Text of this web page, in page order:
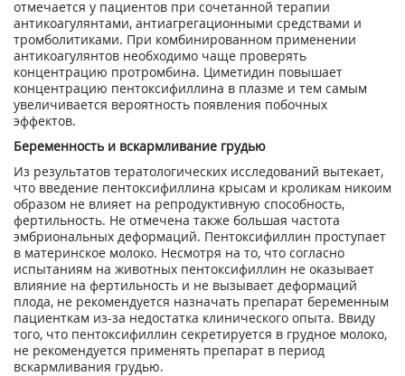
отмечается у пациентов при сочетанной терапии
антикоагулянтами, антиагрегационными средствами и
тромболитиками. При комбинированном применении
антикоагулянтов необходимо чаще проверять
концентрацию протромбина. Циметидин повышает
концентрацию пентоксифиллина в плазме и тем самым
увеличивается вероятность появления побочных
эффектов.
Беременность и вскармливание грудью
Из результатов тератологических исследований вытекает,
что введение пентоксифиллина крысам и кроликам никоим
образом не влияет на репродуктивную способность,
фертильность. Не отмечена также большая частота
эмбриональных деформаций. Пентоксифиллин проступает
в материнское молоко. Несмотря на то, что согласно
испытаниям на животных пентоксифиллин не оказывает
влияние на фертильность и не вызывает деформаций
плода, не рекомендуется назначать препарат беременным
пациенткам из-за недостатка клинического опыта. Ввиду
того, что пентоксифиллин секретируется в грудное молоко,
не рекомендуется применять препарат в период
вскармливания грудью.